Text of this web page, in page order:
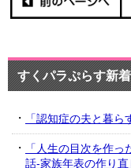
すくパラぷらす新
「認知症の夫と暮
「人生の目次を作
話-家族年表の作り直